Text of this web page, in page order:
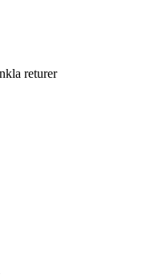
returer